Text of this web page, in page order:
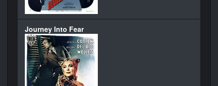
Journey Into Fear